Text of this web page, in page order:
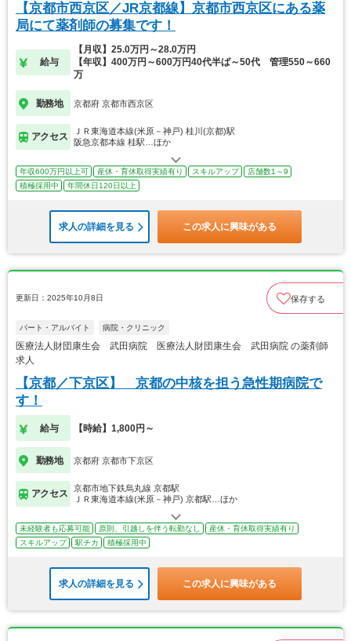
【京都市西京区／JR京都線】京都市西京区にある薬
局にて薬剤師の募集です！
給与
【月収】25.0万円～28.0万円
【年収】400万円～600万円40代半ば～50代 管理550～660
万
勤務地 京都府 京都市西京区
アクセス
ＪＲ東海道本線(米原－神戸) 桂川(京都)駅
阪急京都本線 桂駅…ほか
年収600万円以上可 産休・育休取得実績有り スキルアップ
店舗数1～9
積極採用中
年間休日120日以上
求人の詳細を見る この求人に興味がある
更新日：2025年10月8日 保存する
パート・アルバイト 病院・クリニック
医療法人財団康生会 武田病院 医療法人財団康生会 武田病院 の薬剤師
求人
【京都／下京区】 京都の中核を担う急性期病院で
す！
給与 【時給】1,800円～
勤務地 京都府 京都市下京区
アクセス
京都市地下鉄烏丸線 京都駅
ＪＲ東海道本線(米原－神戸) 京都駅…ほか
未経験者も応募可能 原則、引越しを伴う転勤なし
産休・育休取得実績有り
スキルアップ
駅チカ 積極採用中
求人の詳細を見る この求人に興味がある